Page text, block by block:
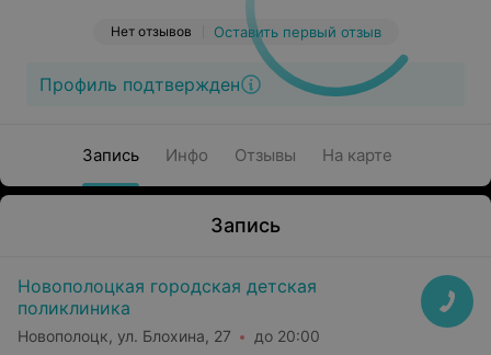
Нет отзывов Оставить первый отзыв
Профиль подтвержден
Запись Инфо Отзывы На карте
Запись
Новополоцкая городская детская
поликлиника
Новополоцк, ул. Блохина, 27 до 20:00